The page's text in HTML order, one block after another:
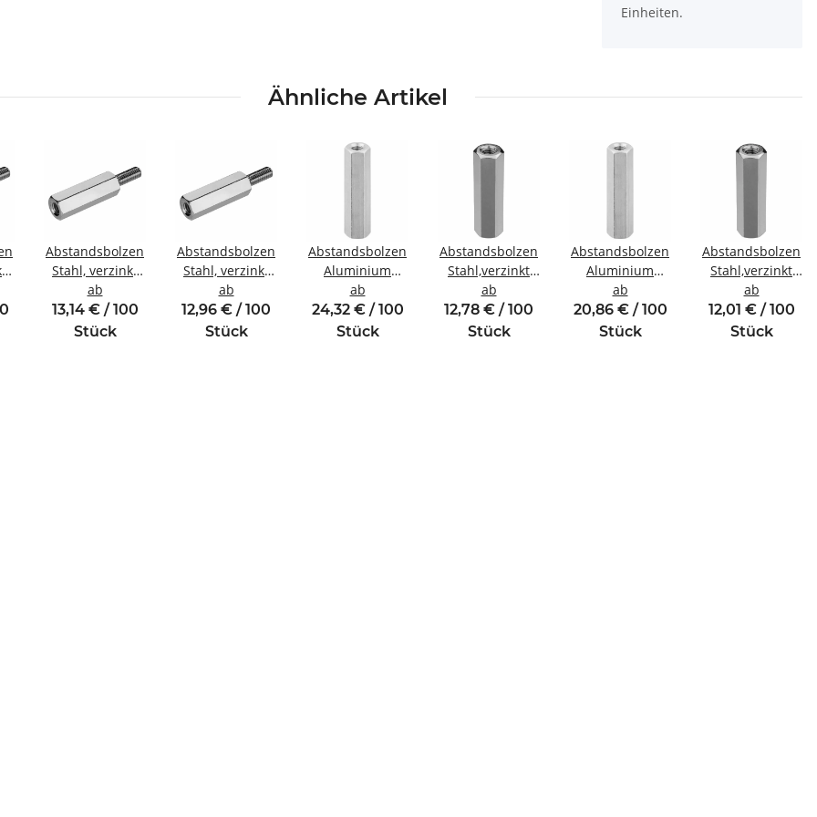
Einheiten.
Ähnliche Artikel
Abstandsbolzen
Stahl, verzinkt
Innen/Außengewinde
M4 SW8
ab
13,14 € / 100
Stück
Abstandsbolzen
Stahl, verzinkt
Innen/Außengewinde
M4 SW7
ab
12,96 € / 100
Stück
Abstandsbolzen
Aluminium
Innen/Innengewinde
M5 SW8
ab
24,32 € / 100
Stück
Abstandsbolzen
Stahl,verzinkt
Innen/Innengewinde
M5 SW8
ab
12,78 € / 100
Stück
Abstandsbolzen
Aluminium
Innen/Innengewinde
M4 SW7
ab
20,86 € / 100
Stück
Abstandsbolzen
Stahl,verzinkt
Innen/
M4 SW8
ab
12,01 € / 100
Stück